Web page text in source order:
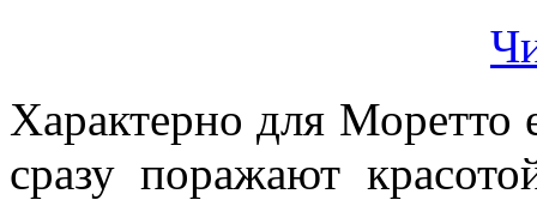
Характерно для
сразу поражают